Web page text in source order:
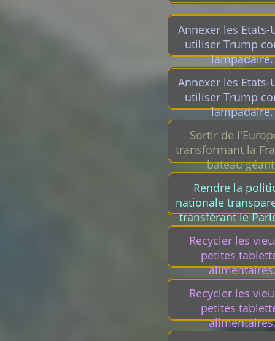
Annexer les Etats-
utiliser Trump
lampadaire.
Annexer les Etats-
utiliser Trump
lampadaire.
Sortir de
transformant la
bateau
Rendre la
nationale
transférant le
dans la pyramide
du Louvre.
Recycler les
petites
Recycler les
petites